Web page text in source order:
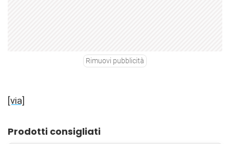
Rimuovi pubblicità
[via]
Prodotti consigliati